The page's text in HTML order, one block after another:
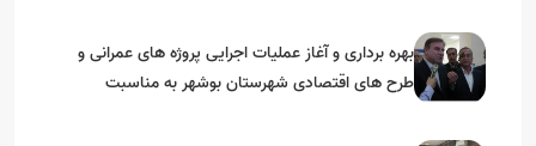
بهره برداری و آغاز عملیات اجرایی پروژه های عمرانی و
طرح های اقتصادی شهرستان بوشهر به مناسبت